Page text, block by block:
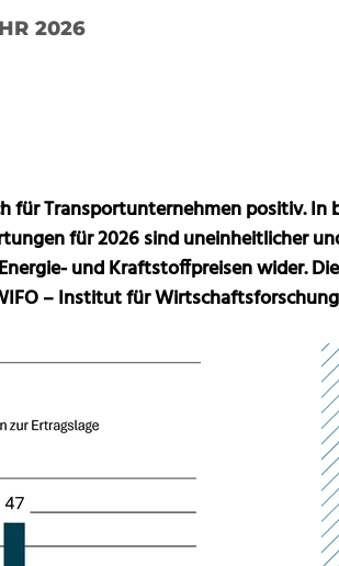
2026
für Transportunternehmen positiv.
für 2026 sind uneinheitlicher
und Kraftstoffpreisen wider.
– Institut für